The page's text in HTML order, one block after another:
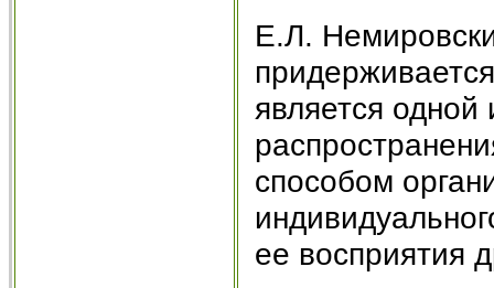
Е.Л.
является
способом
ее восприятия